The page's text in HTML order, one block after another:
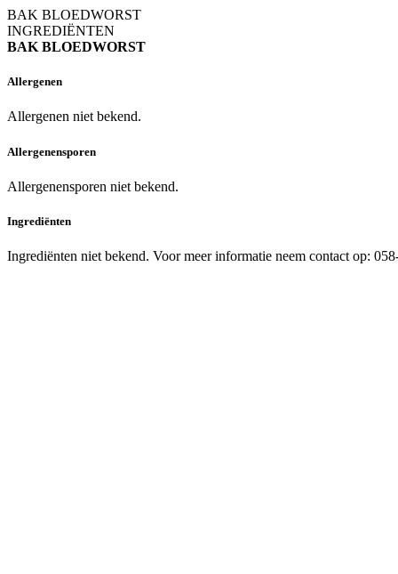
BAK BLOEDWORST
INGREDIËNTEN
BAK BLOEDWORST
Allergenen
Allergenen niet bekend.
Allergenensporen
Allergenensporen niet bekend.
Ingrediënten
Ingrediënten niet bekend. Voor meer informatie neem contact op: